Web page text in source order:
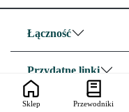
Łączność
Przydatne linki
O nas
Sklep Przewodniki